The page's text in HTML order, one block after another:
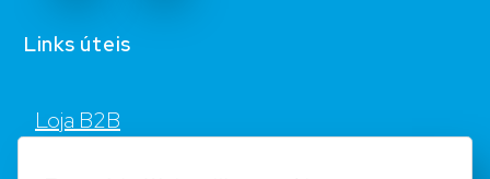
Links úteis
Loja B2B